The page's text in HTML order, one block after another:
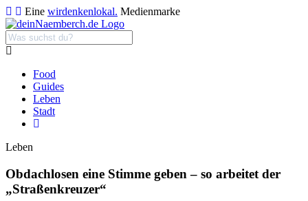
Eine wirdenkenlokal. Medienmarke
Food
Guides
Leben
Stadt
Leben
Obdachlosen eine Stimme geben – so arbeitet der
„Straßenkreuzer“